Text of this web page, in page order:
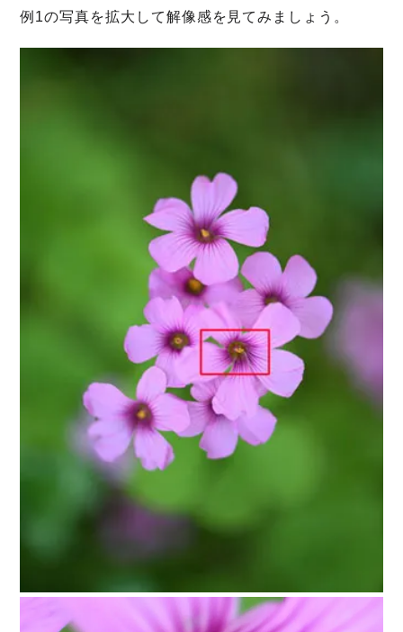
例1の写真を拡大して解像感を見てみましょう。